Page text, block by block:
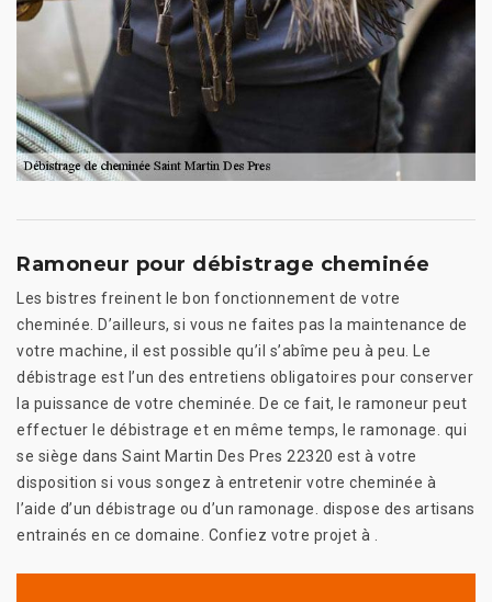
Ramoneur pour débistrage cheminée
Les bistres freinent le bon fonctionnement de votre
cheminée. D’ailleurs, si vous ne faites pas la maintenance de
votre machine, il est possible qu’il s’abîme peu à peu. Le
débistrage est l’un des entretiens obligatoires pour conserver
la puissance de votre cheminée. De ce fait, le ramoneur peut
effectuer le débistrage et en même temps, le ramonage. qui
se siège dans Saint Martin Des Pres 22320 est à votre
disposition si vous songez à entretenir votre cheminée à
l’aide d’un débistrage ou d’un ramonage. dispose des artisans
entrainés en ce domaine. Confiez votre projet à .